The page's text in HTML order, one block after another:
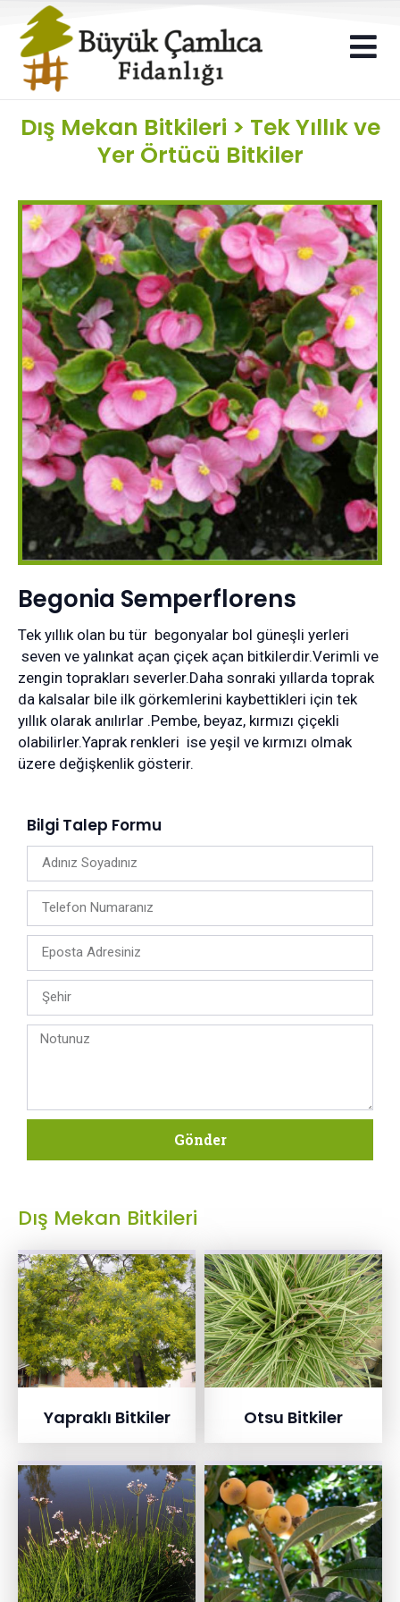
Dış Mekan Bitkileri > Tek Yıllık ve
Yer Örtücü Bitkiler
Begonia Semperflorens
Tek yıllık olan bu tür begonyalar bol güneşli yerleri
seven ve yalınkat açan çiçek açan bitkilerdir.Verimli ve
zengin toprakları severler.Daha sonraki yıllarda toprak
da kalsalar bile ilk görkemlerini kaybettikleri için tek
yıllık olarak anılırlar .Pembe, beyaz, kırmızı çiçekli
olabilirler.Yaprak renkleri ise yeşil ve kırmızı olmak
üzere değişkenlik gösterir.
Bilgi Talep Formu
Gönder
Dış Mekan Bitkileri
Yapraklı Bitkiler Otsu Bitkiler